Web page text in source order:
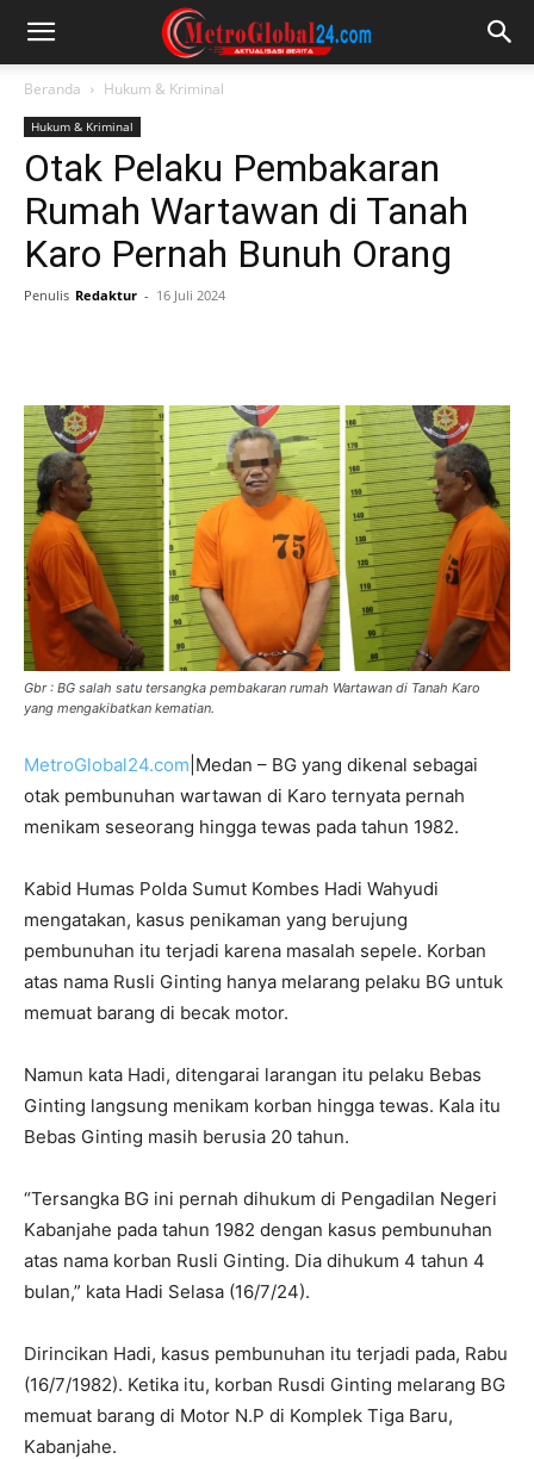
Beranda Hukum & Kriminal
Hukum & Kriminal
Otak Pelaku Pembakaran
Rumah Wartawan di Tanah
Karo Pernah Bunuh Orang
Penulis Redaktur - 16 Juli 2024
Gbr : BG salah satu tersangka pembakaran rumah Wartawan di Tanah Karo
yang mengakibatkan kematian.
MetroGlobal24.com |Medan – BG yang dikenal sebagai
otak pembunuhan wartawan di Karo ternyata pernah
menikam seseorang hingga tewas pada tahun 1982.
Kabid Humas Polda Sumut Kombes Hadi Wahyudi
mengatakan, kasus penikaman yang berujung
pembunuhan itu terjadi karena masalah sepele. Korban
atas nama Rusli Ginting hanya melarang pelaku BG untuk
memuat barang di becak motor.
Namun kata Hadi, ditengarai larangan itu pelaku Bebas
Ginting langsung menikam korban hingga tewas. Kala itu
Bebas Ginting masih berusia 20 tahun.
“Tersangka BG ini pernah dihukum di Pengadilan Negeri
Kabanjahe pada tahun 1982 dengan kasus pembunuhan
atas nama korban Rusli Ginting. Dia dihukum 4 tahun 4
bulan,” kata Hadi Selasa (16/7/24).
Dirincikan Hadi, kasus pembunuhan itu terjadi pada, Rabu
(16/7/1982). Ketika itu, korban Rusdi Ginting melarang BG
memuat barang di Motor N.P di Komplek Tiga Baru,
Kabanjahe.